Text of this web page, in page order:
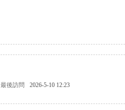
最後訪問 2026-5-10 12:23